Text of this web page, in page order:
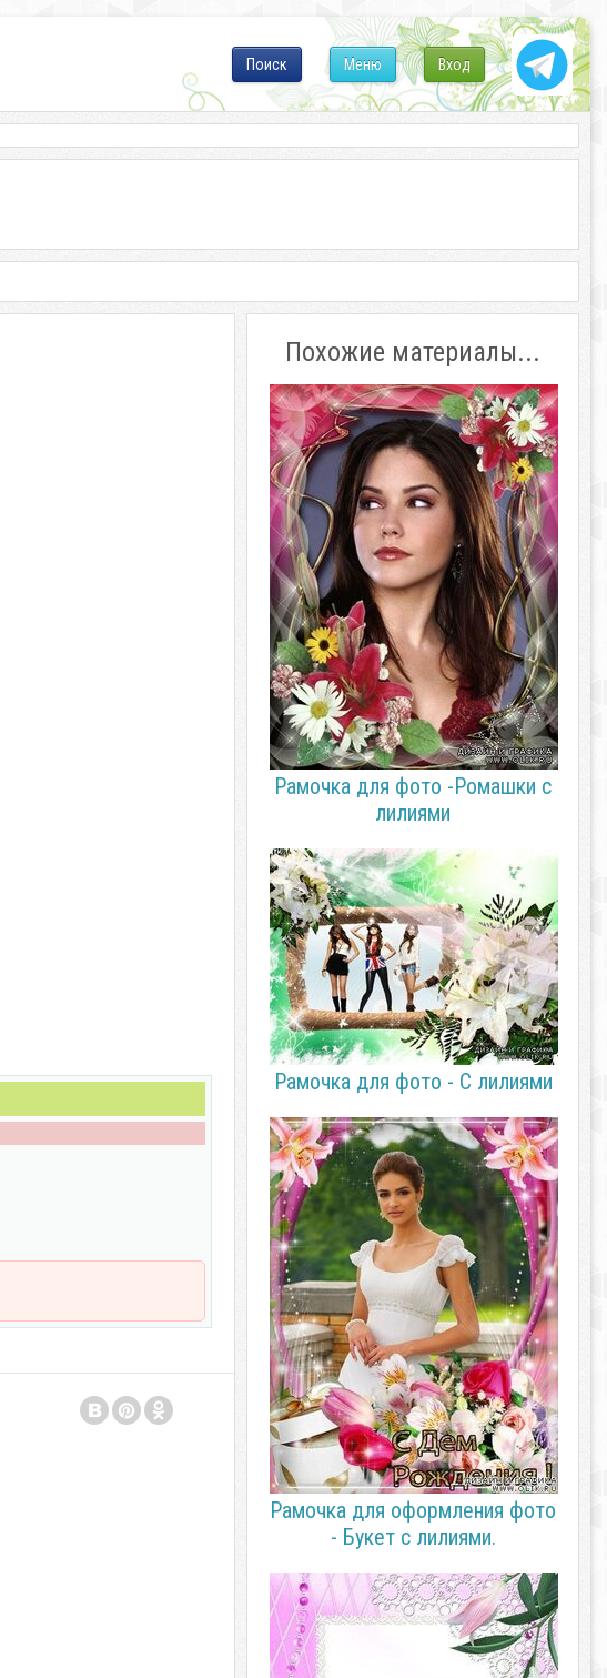
Вход
Меню
Поиск
Похожие материалы...
Рамочка для фото -Ромашки с
лилиями
Рамочка для фото - С лилиями
Рамочка для оформления фото
- Букет с лилиями.